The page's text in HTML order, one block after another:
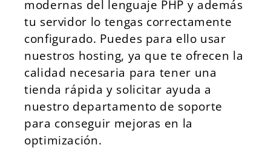
modernas del lenguaje PHP y además
tu servidor lo tengas correctamente
configurado. Puedes para ello usar
nuestros hosting, ya que te ofrecen la
calidad necesaria para tener una
tienda rápida y solicitar ayuda a
nuestro departamento de soporte
para conseguir mejoras en la
optimización.